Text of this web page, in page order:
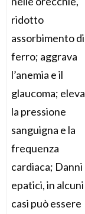
ridotto
assorbimento di
ferro; aggrava
l’anemia e il
glaucoma; eleva
la pressione
sanguigna e la
frequenza
cardiaca; Danni
epatici, in alcuni
casi può essere